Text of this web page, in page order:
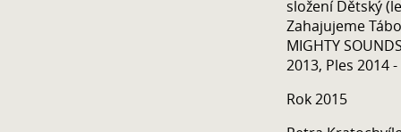
složení Dětský
Zahajujeme
MIGHTY
2013, Ples 2014
Rok 2015